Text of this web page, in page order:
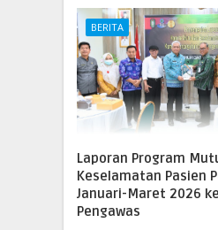
BERITA
Laporan Program
Keselamatan Pasien
Januari-Maret 2026
Pengawas